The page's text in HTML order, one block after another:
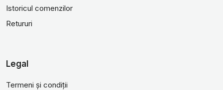
Istoricul comenzilor
Retururi
Legal
Termeni și condiții